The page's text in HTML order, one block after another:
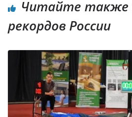
Читайте также
рекордов России